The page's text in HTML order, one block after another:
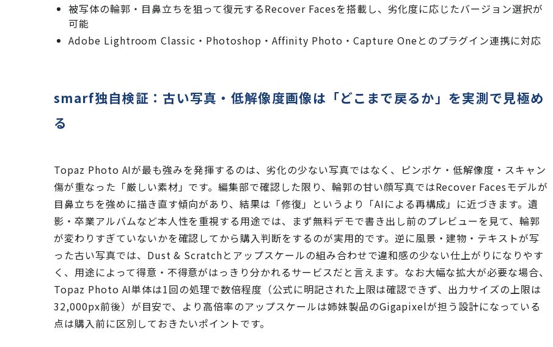
被写体の輪郭・目鼻立ちを狙って復元するRecover Facesを搭載し、劣化度に応じたバージョン選択が
可能
Adobe Lightroom Classic・Photoshop・Affinity Photo・Capture Oneとのプラグイン連携に対応
smarf独自検証：古い写真・低解像度画像は「どこまで戻るか」を実測で見極め
る
Topaz Photo AIが最も強みを発揮するのは、劣化の少ない写真ではなく、ピンボケ・低解像度・スキャン
傷が重なった「厳しい素材」です。編集部で確認した限り、輪郭の甘い顔写真ではRecover Facesモデルが
目鼻立ちを強めに描き直す傾向があり、結果は「修復」というより「AIによる再構成」に近づきます。遺
影・卒業アルバムなど本人性を重視する用途では、まず無料デモで書き出し前のプレビューを見て、輪郭
が変わりすぎていないかを確認してから購入判断をするのが実用的です。逆に風景・建物・テキストが写
った古い写真では、Dust & Scratchとアップスケールの組み合わせで違和感の少ない仕上がりになりやす
く、用途によって得意・不得意がはっきり分かれるサービスだと言えます。なお大幅な拡大が必要な場合、
Topaz Photo AI単体は1回の処理で数倍程度（公式に明記された上限は確認できず、出力サイズの上限は
32,000px前後）が目安で、より高倍率のアップスケールは姉妹製品のGigapixelが担う設計になっている
点は購入前に区別しておきたいポイントです。